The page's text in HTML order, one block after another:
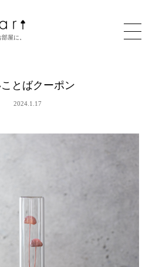
屋に。
とばクーポン
2024.1.17